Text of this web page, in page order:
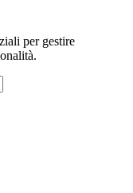
per gestire